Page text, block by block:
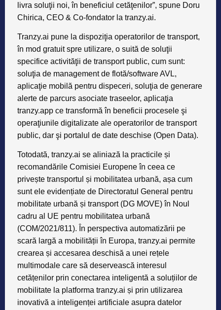
livra soluţii noi, în beneficiul cetӑţenilor”, spune Doru
Chirica, CEO & Co-fondator la tranzy.ai.
Tranzy.ai pune la dispoziţia operatorilor de transport,
în mod gratuit spre utilizare, o suitӑ de soluţii
specifice activitӑţii de transport public, cum sunt:
soluţia de management de flotӑ/software AVL,
aplicaţie mobilӑ pentru dispeceri, soluţia de generare
alerte de parcurs asociate traseelor, aplicaţia
tranzy.app ce transformӑ în beneficii procesele şi
operaţiunile digitalizate ale operatorilor de transport
public, dar şi portalul de date deschise (Open Data).
Totodată, tranzy.ai se aliniază la practicile și
recomandările Comisiei Europene în ceea ce
privește transportul și mobilitatea urbană, așa cum
sunt ele evidențiate de Directoratul General pentru
mobilitate urbană și transport (DG MOVE) în Noul
cadru al UE pentru mobilitatea urbană
(COM/2021/811). În perspectiva automatizării pe
scară largă a mobilității în Europa, tranzy.ai permite
crearea și accesarea deschisă a unei rețele
multimodale care să deservească interesul
cetățenilor prin conectarea inteligentă a soluțiilor de
mobilitate la platforma tranzy.ai și prin utilizarea
inovativă a inteligenței artificiale asupra datelor